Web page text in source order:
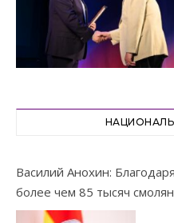
Василий Анохин:
более чем 85 тысяч